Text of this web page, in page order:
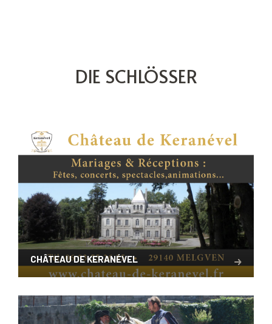
DIE SCHLÖSSER
CHÂTEAU DE KERANÉVEL